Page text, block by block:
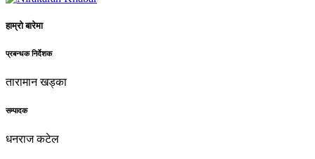
हाम्रो बारेमा
प्रबन्धक निर्देशक
तारामान खड्का
सम्पादक
धनराज कटेल